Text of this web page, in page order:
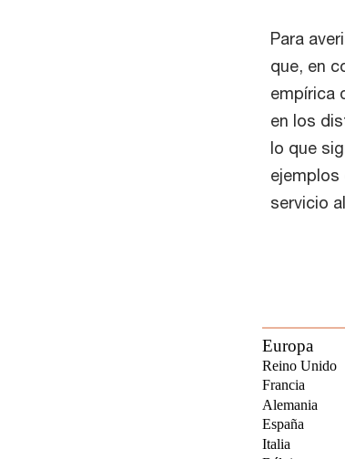
Para
que, en
empírica
en los
lo que
ejemplos
servicio